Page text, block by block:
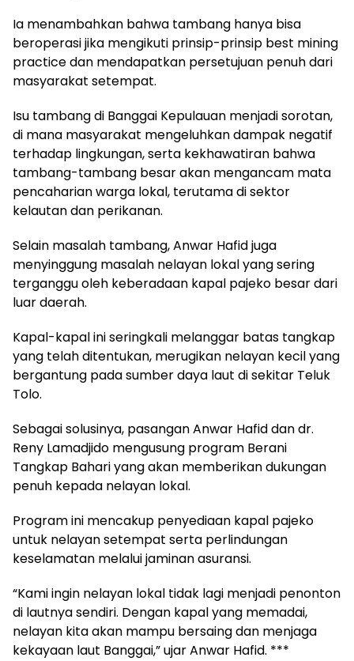
Ia menambahkan bahwa tambang hanya bisa
beroperasi jika mengikuti prinsip-prinsip best mining
practice dan mendapatkan persetujuan penuh dari
masyarakat setempat.
Isu tambang di Banggai Kepulauan menjadi sorotan,
di mana masyarakat mengeluhkan dampak negatif
terhadap lingkungan, serta kekhawatiran bahwa
tambang-tambang besar akan mengancam mata
pencaharian warga lokal, terutama di sektor
kelautan dan perikanan.
Selain masalah tambang, Anwar Hafid juga
menyinggung masalah nelayan lokal yang sering
terganggu oleh keberadaan kapal pajeko besar dari
luar daerah.
Kapal-kapal ini seringkali melanggar batas tangkap
yang telah ditentukan, merugikan nelayan kecil yang
bergantung pada sumber daya laut di sekitar Teluk
Tolo.
Sebagai solusinya, pasangan Anwar Hafid dan dr.
Reny Lamadjido mengusung program Berani
Tangkap Bahari yang akan memberikan dukungan
penuh kepada nelayan lokal.
Program ini mencakup penyediaan kapal pajeko
untuk nelayan setempat serta perlindungan
keselamatan melalui jaminan asuransi.
“Kami ingin nelayan lokal tidak lagi menjadi penonton
di lautnya sendiri. Dengan kapal yang memadai,
nelayan kita akan mampu bersaing dan menjaga
kekayaan laut Banggai,” ujar Anwar Hafid. ***